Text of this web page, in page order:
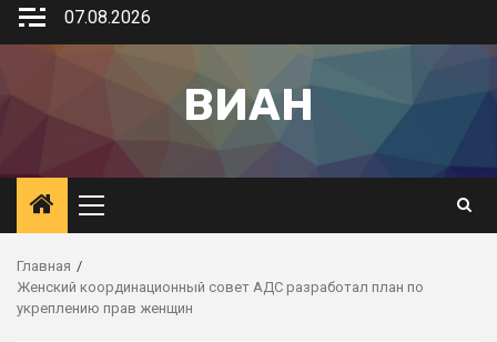
07.08.2026
ВИАН
Главная
Женский координационный совет АДС разработал план по
укреплению прав женщин